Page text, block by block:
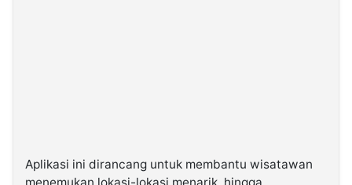
Aplikasi ini dirancang untuk membantu wisatawan